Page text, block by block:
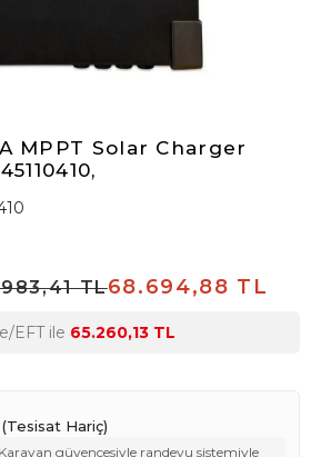
MPPT Solar Charger
TL68.694,88 TL
EFT ile 65.260,13 TL
Hariç)
güvencesiyle randevu sistemiyle